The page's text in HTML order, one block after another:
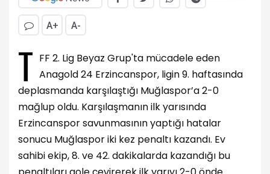
A+ A-
T FF 2. Lig Beyaz Grup'ta mücadele eden
Anagold 24 Erzincanspor, ligin 9. haftasında
deplasmanda karşılaştığı Muğlaspor’a 2-0
mağlup oldu. Karşılaşmanın ilk yarısında
Erzincanspor savunmasının yaptığı hatalar
sonucu Muğlaspor iki kez penaltı kazandı. Ev
sahibi ekip, 8. ve 42. dakikalarda kazandığı bu